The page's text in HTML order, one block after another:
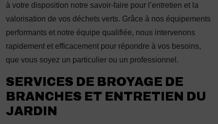
à votre disposition notre savoir-faire pour l’entretien et la
valorisation de vos déchets verts. Grâce à nos équipements
performants et notre équipe qualifiée, nous intervenons
rapidement et efficacement pour répondre à vos besoins,
que vous soyez un particulier ou un professionnel.
SERVICES DE BROYAGE DE
BRANCHES ET ENTRETIEN DU
JARDIN